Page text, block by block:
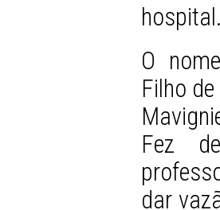
O
Filho
Fez
dar